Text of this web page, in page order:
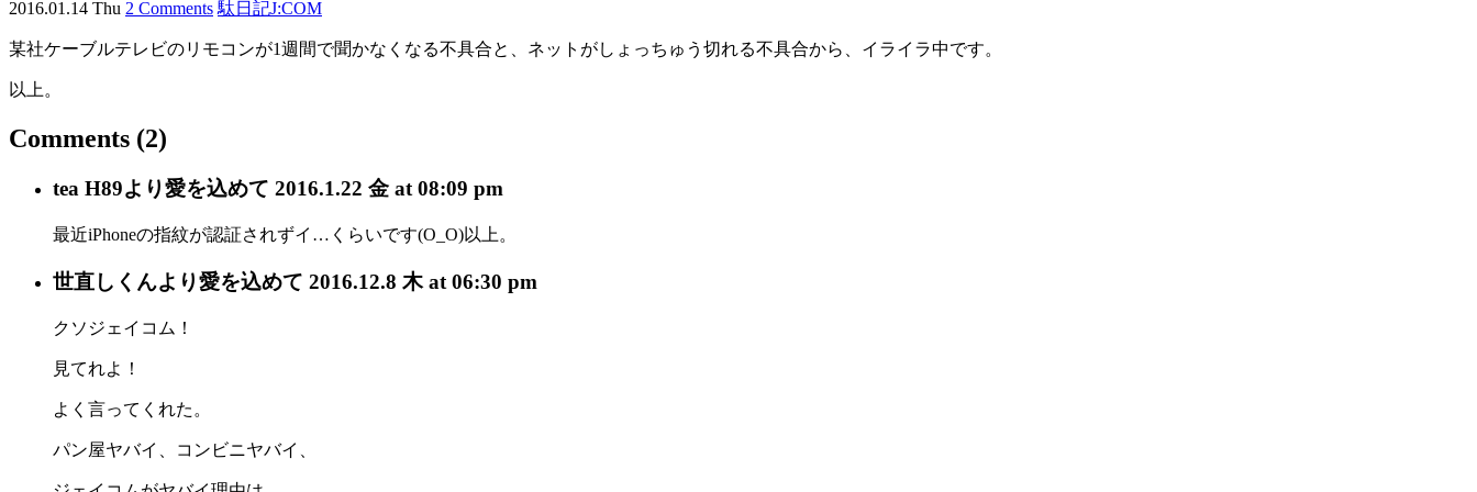
2016.01.14 Thu 2 Comments 駄日記J:COM
某社ケーブルテレビのリモコンが1週間で聞かなくなる不具合と、ネットがしょっちゅう切れる不具合から、イライラ中です。
以上。
Comments (2)
tea H89より愛を込めて 2016.1.22 金 at 08:09 pm
最近iPhoneの指紋が認証されずイ…くらいです(O_O)以上。
世直しくんより愛を込めて 2016.12.8 木 at 06:30 pm
クソジェイコム！
見てれよ！
よく言ってくれた。
パン屋ヤバイ、コンビニヤバイ、